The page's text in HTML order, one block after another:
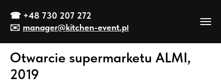
☎ +48 730 207 272
✉️ manager@kitchen-event.pl
Otwarcie supermarketu ALMI,
2019